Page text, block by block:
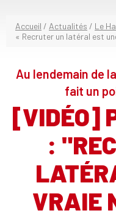
Accueil / Actualités / Le
« Recruter un latéral est
Au lendemain de
fait un
[VIDÉO]
:
VRAIE